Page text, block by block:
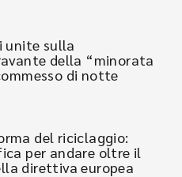
unite sulla
della “minorata
di notte
del riciclaggio:
per andare oltre il
direttiva europea